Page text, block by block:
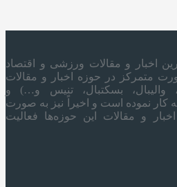
اخبار و مقالات ورزشی و اقتصاد
سال 1395 به صورت متمرکز در حوزه اخبار و مقالات
والیبال، بسکتبال، تنیس و…) و
کار نموده است و اخیراً نیز به صورت
و مقالات این حوزه‌ها فعالیت